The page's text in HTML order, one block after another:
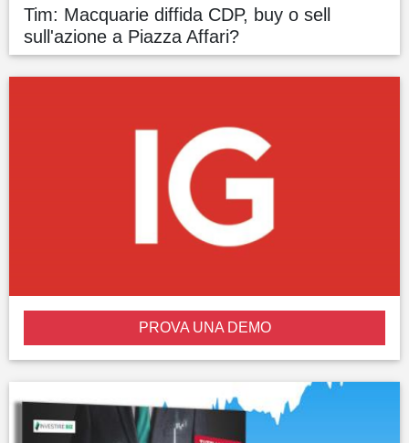
Tim: Macquarie diffida CDP, buy o sell
sull'azione a Piazza Affari?
PROVA UNA DEMO